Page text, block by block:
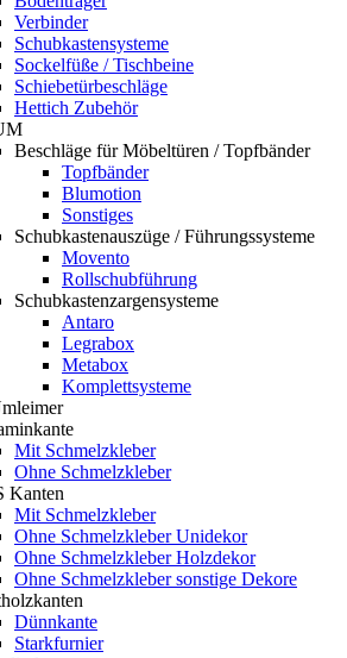
Verbinder
Schubkastensysteme
Sockelfüße / Tischbeine
Schiebetürbeschläge
Hettich Zubehör
Beschläge für Möbeltüren / Topfbänder
Topfbänder
Blumotion
Sonstiges
Schubkastenauszüge / Führungssysteme
Movento
Rollschubführung
Schubkastenzargensysteme
Antaro
Legrabox
Metabox
Komplettsysteme
Mit Schmelzkleber
Ohne Schmelzkleber
Kanten
Mit Schmelzkleber
Ohne Schmelzkleber Unidekor
Ohne Schmelzkleber Holzdekor
Ohne Schmelzkleber sonstige Dekore
Dünnkante
Starkfurnier